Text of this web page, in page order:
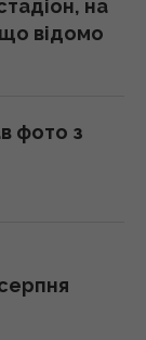
по Сумах
на
відомо
фото з